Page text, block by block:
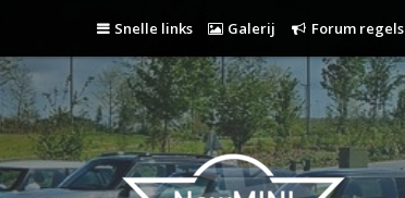
Snelle links Galerij Forum regels